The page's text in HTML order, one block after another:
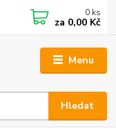
Menu
Hledat
0 ks
za 0,00 Kč